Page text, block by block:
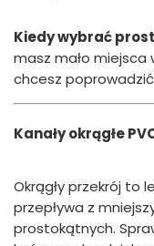
Kiedy wybrać
masz mało
chcesz
Kanały okrągłe
Okrągły przekrój to
przepływa z
prostokątnych.